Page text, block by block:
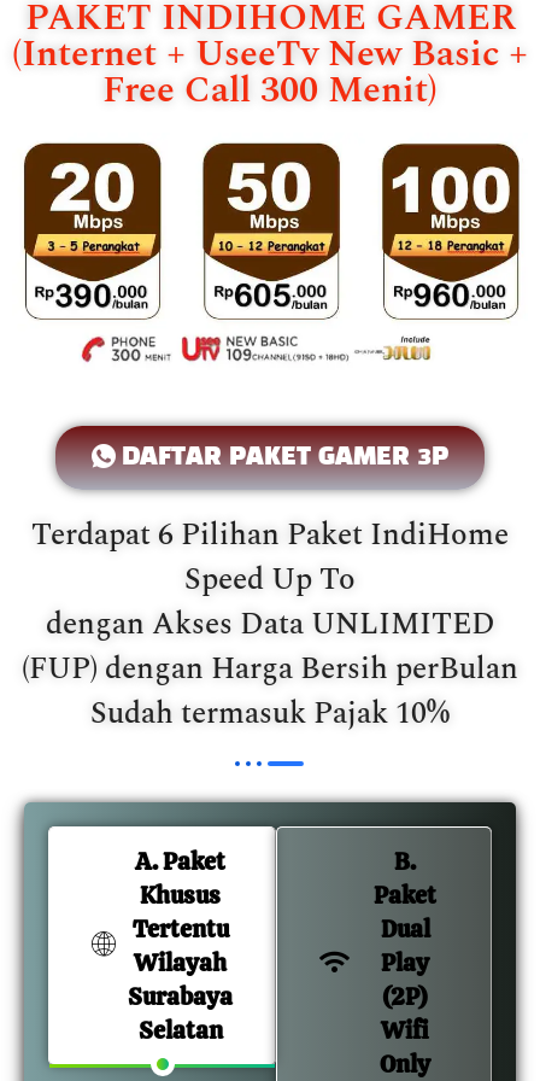
PAKET INDIHOME GAMER
(Internet + UseeTv New Basic +
Free Call 300 Menit)
DAFTAR PAKET GAMER 3P
Terdapat 6 Pilihan Paket IndiHome
Speed Up To
dengan Akses Data UNLIMITED
(FUP) dengan Harga Bersih perBulan
Sudah termasuk Pajak 10%
A. Paket
Khusus
Tertentu
Wilayah
Surabaya
Selatan
B.
Paket
Dual
Play
(2P)
Wifi
Only